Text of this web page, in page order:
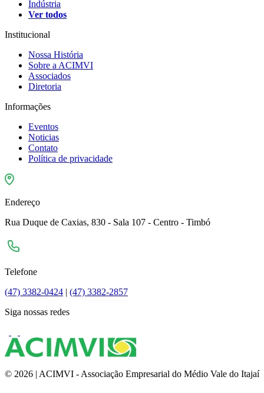
Indústria
Ver todos
Institucional
Nossa História
Sobre a ACIMVI
Associados
Diretoria
Informações
Eventos
Noticias
Contato
Política de privacidade
Endereço
Rua Duque de Caxias, 830 - Sala 107 - Centro - Timbó
Telefone
(47) 3382-0424 | (47) 3382-2857
Siga nossas redes
© 2026 | ACIMVI - Associação Empresarial do Médio Vale do Itajaí